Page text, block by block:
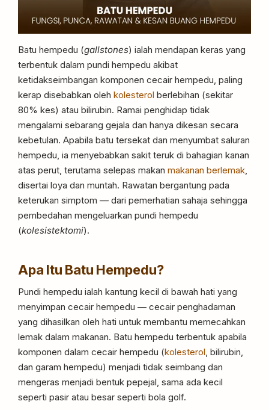
Batu hempedu (gallstones) ialah mendapan keras yang
terbentuk dalam pundi hempedu akibat
ketidakseimbangan komponen cecair hempedu, paling
kerap disebabkan oleh kolesterol berlebihan (sekitar
80% kes) atau bilirubin. Ramai penghidap tidak
mengalami sebarang gejala dan hanya dikesan secara
kebetulan. Apabila batu tersekat dan menyumbat saluran
hempedu, ia menyebabkan sakit teruk di bahagian kanan
atas perut, terutama selepas makan makanan berlemak
disertai loya dan muntah. Rawatan bergantung pada
keterukan simptom — dari pemerhatian sahaja sehingga
pembedahan mengeluarkan pundi hempedu
(kolesistektomi).
Apa Itu Batu Hempedu?
Pundi hempedu ialah kantung kecil di bawah hati yang
menyimpan cecair hempedu — cecair penghadaman
yang dihasilkan oleh hati untuk membantu memecahkan
lemak dalam makanan. Batu hempedu terbentuk apabila
komponen dalam cecair hempedu (kolesterol , bilirubin,
dan garam hempedu) menjadi tidak seimbang dan
mengeras menjadi bentuk pepejal, sama ada kecil
seperti pasir atau besar seperti bola golf.